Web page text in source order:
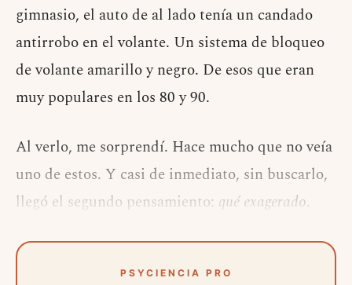
gimnasio, el auto de al lado tenía un candado
antirrobo en el volante. Un sistema de bloqueo
de volante amarillo y negro. De esos que eran
muy populares en los 80 y 90.
Al verlo, me sorprendí. Hace mucho que no veía
uno de estos. Y casi de inmediato, sin buscarlo,
llegó el segundo pensamiento: qué exagerado.
PSYCIENCIA PRO